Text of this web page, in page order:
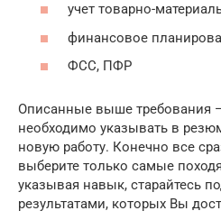
учет товарно-
финансовое
ФСС, ПФР
Описанные выше требования
необходимо указывать в
новую работу. Конечно все
выберите только самые
указывая навык, старайтесь
результатами, которых Вы